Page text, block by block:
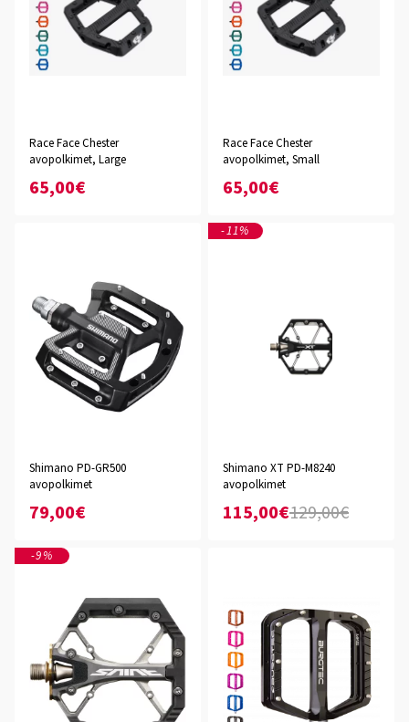
Race Face Chester
avopolkimet, Large
65,00€
Race Face Chester
avopolkimet, Small
65,00€
Shimano PD-GR500
avopolkimet
79,00€
-11%
Shimano XT PD-M8240
avopolkimet
115,00€129,00€
-9%